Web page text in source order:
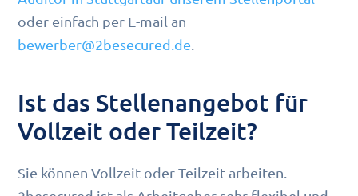
oder einfach per E-mail an
bewerber@2besecured.de
Ist das Stellenangebot für
Vollzeit oder Teilzeit?
Sie können Vollzeit oder Teilzeit arbeiten.